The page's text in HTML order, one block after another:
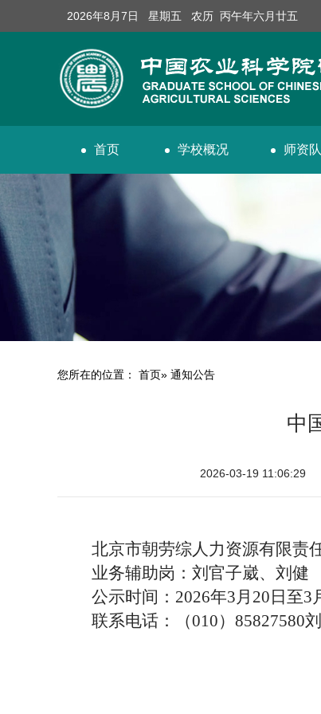
2026年8月7日 星期五 农历 丙午年六月廿五
首页 学校概况 师资
您所在的位置： 首页» 通知公告
中
2026-03-19 11:06:29
北京市朝劳综人力资源有限责
业务辅助岗：刘官子崴、刘健
公示时间：2026年3月20日至3
联系电话：（010）85827580